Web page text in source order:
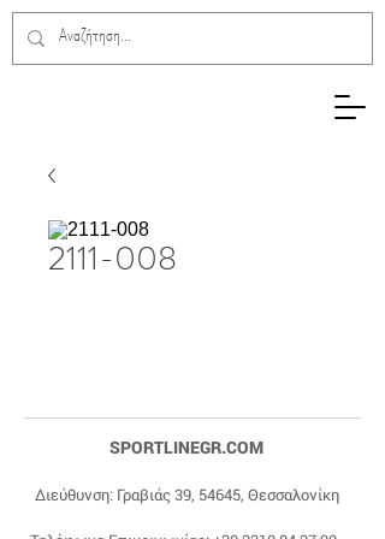
2111-008
SPORTLINEGR.COM
Διεύθυνση: Γραβιάς 39, 54645, Θεσσαλονίκη